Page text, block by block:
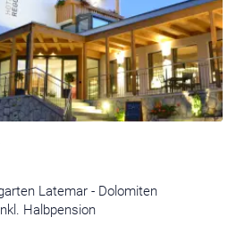
Latemar - Dolomiten
Halbpension